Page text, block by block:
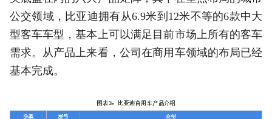
公交领域，比亚迪拥有从6.9米到12米不等的6款中大
型客车车型，基本上可以满足目前市场上所有的客车
需求。从产品上来看，公司在商用车领域的布局已经
基本完成。